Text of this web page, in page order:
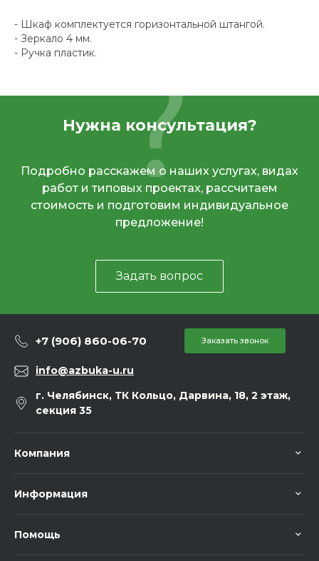
- Шкаф комплектуется горизонтальной штангой.
- Зеркало 4 мм.
- Ручка пластик.
Нужна консультация?
Подробно расскажем о наших услугах, видах
работ и типовых проектах, рассчитаем
стоимость и подготовим индивидуальное
предложение!
Задать вопрос
+7 (906) 860-06-70 Заказать звонок
info@azbuka-u.ru
г. Челябинск, ТК Кольцо, Дарвина, 18, 2 этаж,
секция 35
Компания
Информация
Помощь